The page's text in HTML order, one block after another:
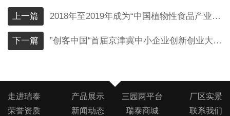
上一篇 2018年至2019年成为“中国植物性食品产业联盟”发起单位
下一篇 ”创客中国“首届京津冀中小企业创新创业大赛-企业组三等奖
走进瑞泰 产品展示 三园两平台
厂区实景
荣誉资质
新闻动态 瑞泰商城 联系我们